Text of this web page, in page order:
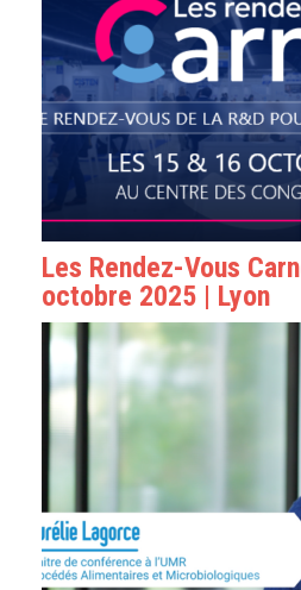
Les Rendez-Vous
octobre 2025 | Lyon